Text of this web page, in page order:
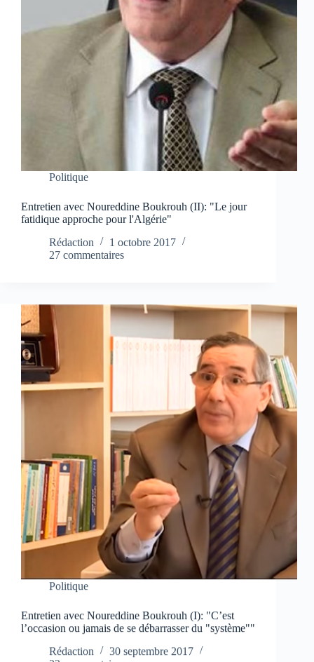
Politique
Entretien avec Noureddine Boukrouh (II): "Le jour
fatidique approche pour l'Algérie"
Rédaction
1 octobre 2017
27 commentaires
Politique
Entretien avec Noureddine Boukrouh (I): "C’est
l’occasion ou jamais de se débarrasser du "système""
Rédaction
30 septembre 2017